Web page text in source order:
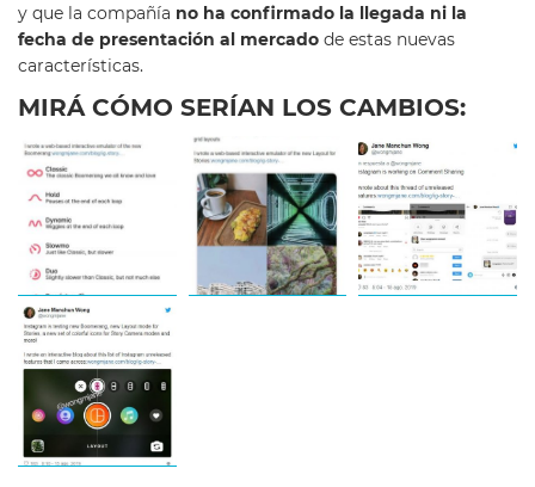
y que la compañía no ha confirmado la llegada ni la
fecha de presentación al mercado de estas nuevas
características.
MIRÁ CÓMO SERÍAN LOS CAMBIOS: